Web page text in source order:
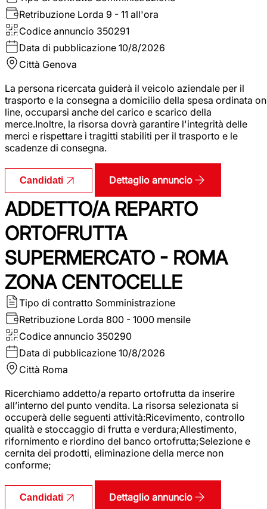
Retribuzione Lorda 9 - 11 all'ora
Codice annuncio 350291
Data di pubblicazione 10/8/2026
Città Genova
La persona ricercata guiderà il veicolo aziendale per il
trasporto e la consegna a domicilio della spesa ordinata on
line, occuparsi anche del carico e scarico della
merce.Inoltre, la risorsa dovrà garantire l'integrità delle
merci e rispettare i tragitti stabiliti per il trasporto e le
scadenze di consegna.
Candidati Dettaglio annuncio
ADDETTO/A REPARTO
ORTOFRUTTA
SUPERMERCATO - ROMA
ZONA CENTOCELLE
Tipo di contratto Somministrazione
Retribuzione Lorda 800 - 1000 mensile
Codice annuncio 350290
Data di pubblicazione 10/8/2026
Città Roma
Ricerchiamo addetto/a reparto ortofrutta da inserire
all’interno del punto vendita. La risorsa selezionata si
occuperà delle seguenti attività:Ricevimento, controllo
qualità e stoccaggio di frutta e verdura;Allestimento,
rifornimento e riordino del banco ortofrutta;Selezione e
cernita dei prodotti, eliminazione della merce non
conforme;
Candidati Dettaglio annuncio